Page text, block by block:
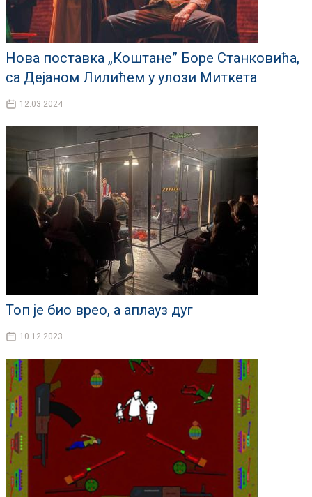
Нова поставка „Коштане” Боре Станковића,
са Дејаном Лилићем у улози Миткета
12.03.2024
Топ је био врео, а аплауз дуг
10.12.2023